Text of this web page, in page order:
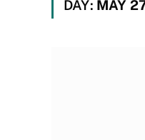
DAY: MAY